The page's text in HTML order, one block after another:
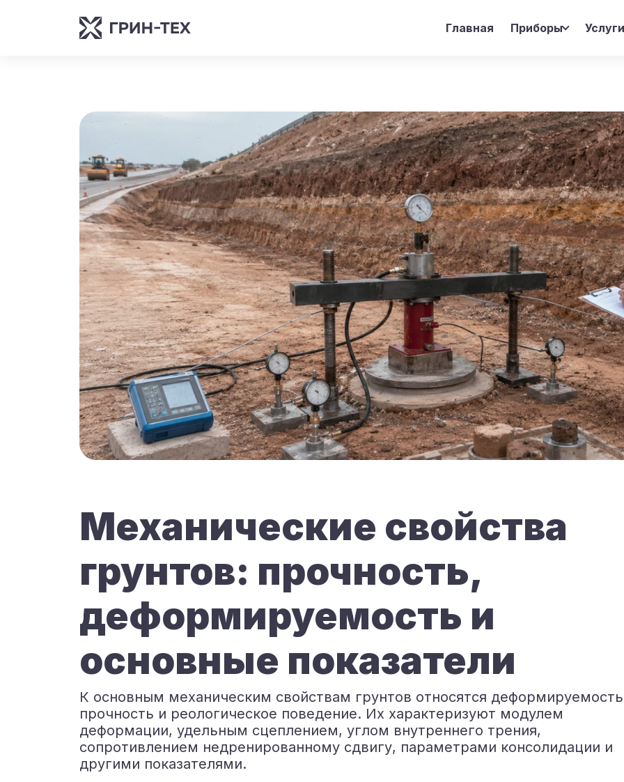
Главная Приборы Услуги
Механические свойства
грунтов: прочность,
деформируемость и
основные показатели
К основным механическим свойствам грунтов относятся
прочность и реологическое поведение. Их характеризуют модулем
деформации, удельным сцеплением, углом внутреннего трения,
сопротивлением недренированному сдвигу, параметрами консолидации и
другими показателями.